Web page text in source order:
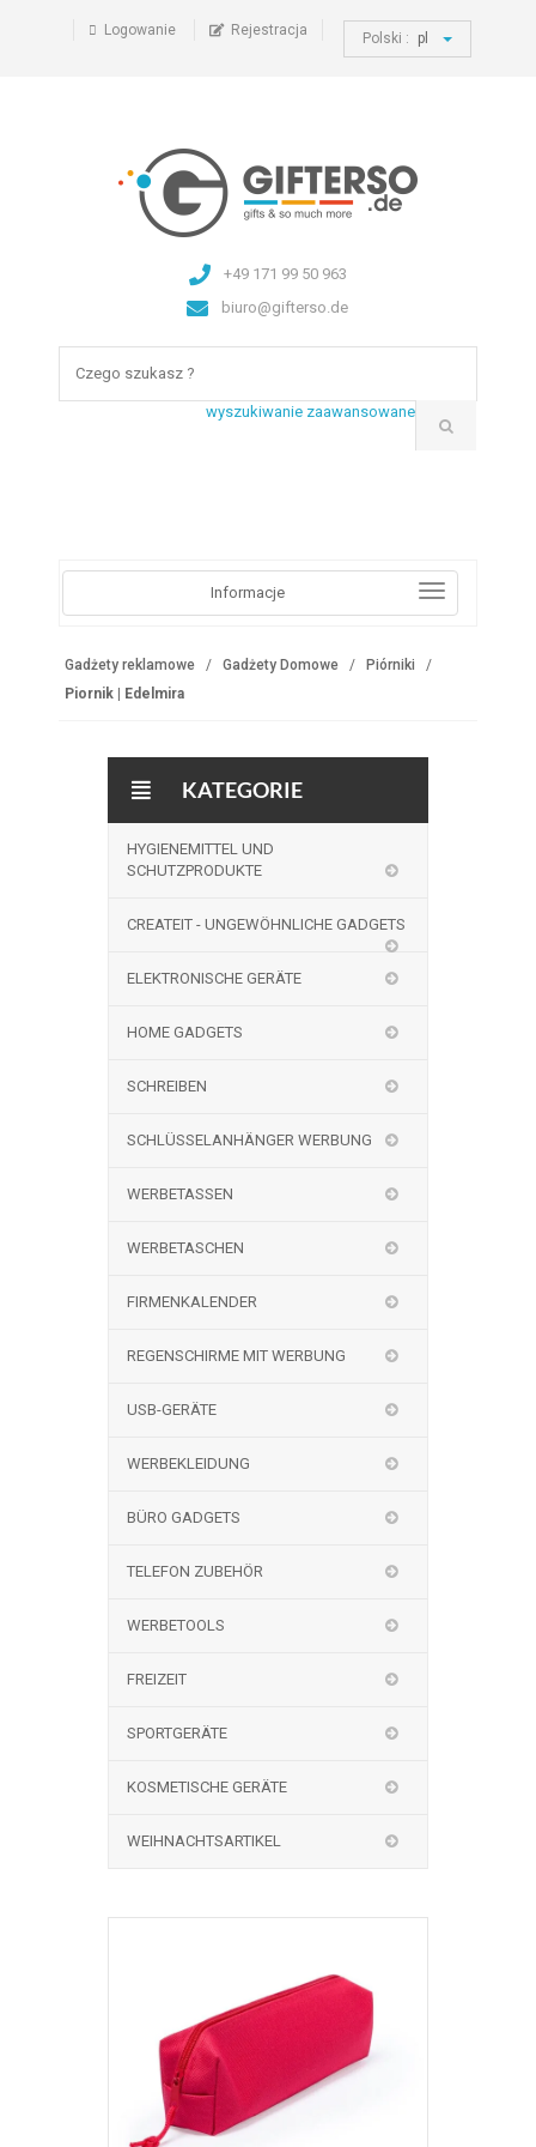
Logowanie Rejestracja Polski : pl
+49 171 99 50 963
biuro@gifterso.de
wyszukiwanie zaawansowane
Informacje
Gadżety reklamowe Gadżety Domowe
Piórniki
Piornik | Edelmira
KATEGORIE
HYGIENEMITTEL UND
SCHUTZPRODUKTE
CREATEIT - UNGEWÖHNLICHE GADGETS
ELEKTRONISCHE GERÄTE
HOME GADGETS
SCHREIBEN
SCHLÜSSELANHÄNGER WERBUNG
WERBETASSEN
WERBETASCHEN
FIRMENKALENDER
REGENSCHIRME MIT WERBUNG
USB-GERÄTE
WERBEKLEIDUNG
BÜRO GADGETS
TELEFON ZUBEHÖR
WERBETOOLS
FREIZEIT
SPORTGERÄTE
KOSMETISCHE GERÄTE
WEIHNACHTSARTIKEL